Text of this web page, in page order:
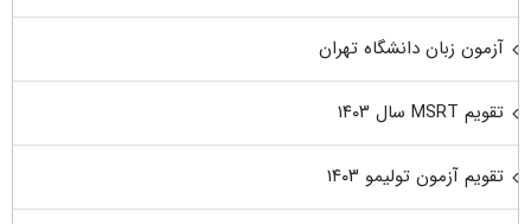
آزمون زبان دانشگاه تهران
تقویم MSRT سال ۱۴۰۳
تقویم آزمون تولیمو ۱۴۰۳